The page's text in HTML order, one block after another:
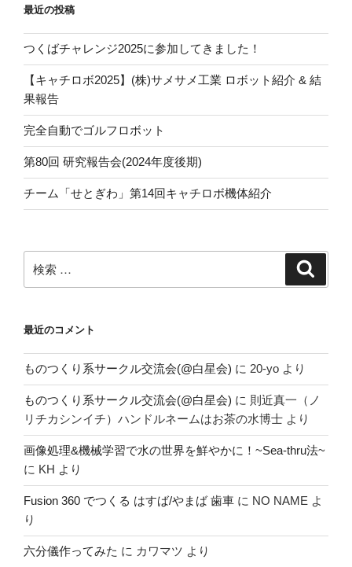
ン
最近の投稿
つくばチャレンジ2025に参加してきました！
【キャチロボ2025】(株)サメサメ工業 ロボット紹介 & 結
果報告
完全自動でゴルフロボット
第80回 研究報告会(2024年度後期)
チーム「せとぎわ」第14回キャチロボ機体紹介
索:
最近のコメント
ものつくり系サークル交流会(@白星会) に 20-yo より
ものつくり系サークル交流会(@白星会) に 則近真一（ノ
リチカシンイチ）ハンドルネームはお茶の水博士 より
画像処理&機械学習で水の世界を鮮やかに！~Sea-thru法~
に KH より
Fusion 360 でつくる はすば/やまば 歯車 に NO NAME よ
り
六分儀作ってみた に カワマツ より